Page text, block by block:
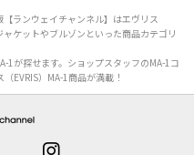
ランウェイチャンネル】はエヴリス
ャケットやブルゾンといった商品カテゴリ
1が探せます。ショップスタッフのMA-1コ
EVRIS）MA-1商品が満載！